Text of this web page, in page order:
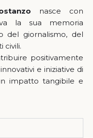
nasce con
la sua memoria
del giornalismo, del
civili.
positivamente
e iniziative di
impatto tangibile e